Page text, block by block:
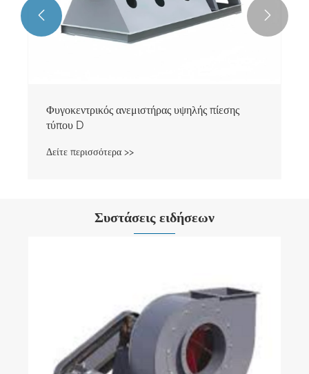
Φυγοκεντρικός ανεμιστήρας υψηλής πίεσης
τύπου D
Δείτε περισσότερα >>
 
Συστάσεις ειδήσεων